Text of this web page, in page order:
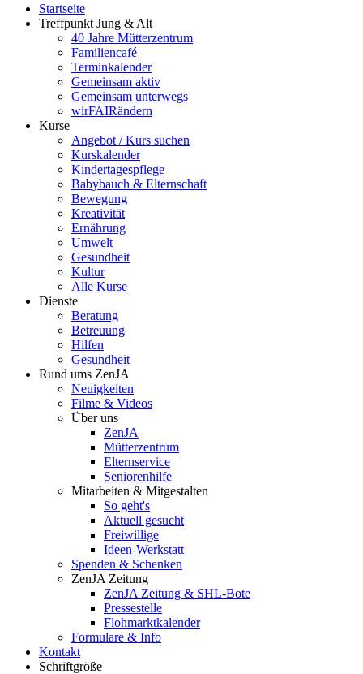
Startseite
Treffpunkt Jung & Alt
40 Jahre Mütterzentrum
Familiencafé
Terminkalender
Gemeinsam aktiv
Gemeinsam unterwegs
wirFAIRändern
Kurse
Angebot / Kurs suchen
Kurskalender
Kindertagespflege
Babybauch & Elternschaft
Bewegung
Kreativität
Ernährung
Umwelt
Gesundheit
Kultur
Alle Kurse
Dienste
Beratung
Betreuung
Hilfen
Gesundheit
Rund ums ZenJA
Neuigkeiten
Filme & Videos
Über uns
ZenJA
Mütterzentrum
Elternservice
Seniorenhilfe
Mitarbeiten & Mitgestalten
So geht's
Aktuell gesucht
Freiwillige
Ideen-Werkstatt
Spenden & Schenken
ZenJA Zeitung
ZenJA Zeitung & SHL-Bote
Pressestelle
Flohmarktkalender
Formulare & Info
Kontakt
Schriftgröße